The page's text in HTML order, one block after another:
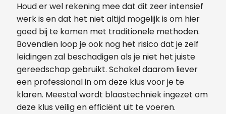
Houd er wel rekening mee dat dit zeer intensief
werk is en dat het niet altijd mogelijk is om hier
goed bij te komen met traditionele methoden.
Bovendien loop je ook nog het risico dat je zelf
leidingen zal beschadigen als je niet het juiste
gereedschap gebruikt. Schakel daarom liever
een professional in om deze klus voor je te
klaren. Meestal wordt blaastechniek ingezet om
deze klus veilig en efficiënt uit te voeren.